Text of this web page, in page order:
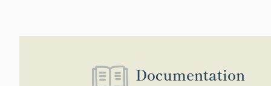
Documentation